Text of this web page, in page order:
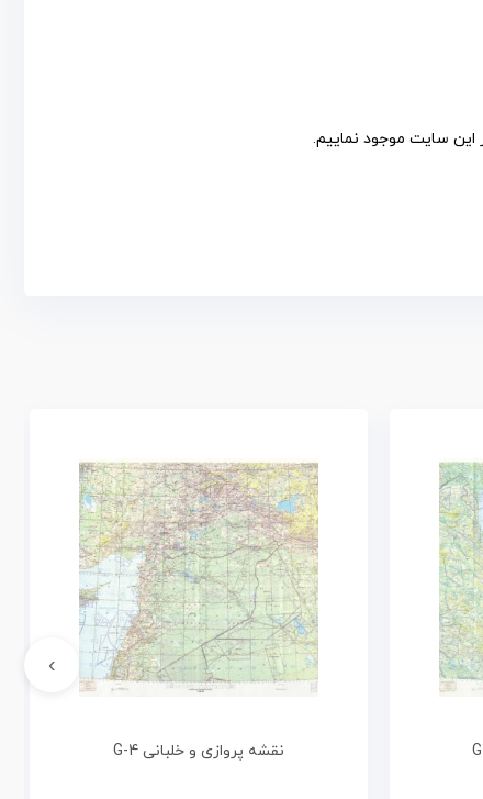
این سایت موجود نماییم.
نقشه پروازی و خلبانی G-4
›